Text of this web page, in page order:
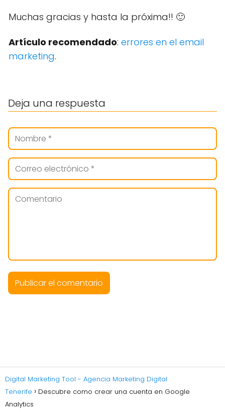
Muchas gracias y hasta la próxima!! 🙂
Artículo recomendado: errores en el email
marketing.
Deja una respuesta
Digital Marketing Tool - Agencia Marketing Digital
Tenerife
Descubre como crear una cuenta en Google
Analytics